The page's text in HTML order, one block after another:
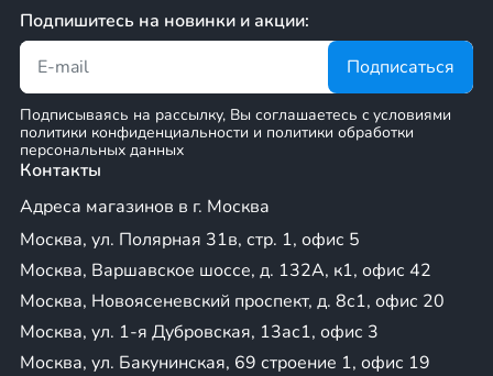
Все акции в интернет-магазине x-
выгодная покупка эндуро мотоцикла
Мы гарантируем низкие цены благодаря прямым поставкам
квалифицированным специалистам, что позволяет нам
предлагать большие скидки. Следите за акциями на нашем
мотоцикл Fidelis выгодно прямо сегодня!
Как выбрать эндурик Фиделис в магазине x-
Рекомендация
Определите цель
использования
Если вы планируете использовать
выбирайте модели с двигателем
Дляспортивнойезды подойдут
400 кубов.
Контакты
Адреса магазинов в г. Москва
Москва, ул. Полярная 31в, стр. 1, офис 5
Москва, Варшавское шоссе, д. 132А, к1, офис 42
Москва, Новоясеневский проспект, д. 8с1, офис 20
Москва, ул. 1-я Дубровская, 13ас1, офис 3
Москва, ул. Бакунинская, 69 строение 1, офис 19
Подпишитесь на новинки и акции:
Подписаться
Подписываясь на рассылку, Вы соглашаетесь c условиями
политики конфиденциальности и политики обработки
персональных данных